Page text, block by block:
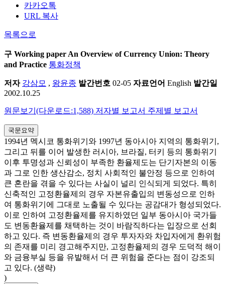
카카오톡
URL 복사
목록으로
구 Working paper An Overview of Currency Union: Theory
and Practice 통화정책
저자 강삼모 , 왕윤종 발간번호 02-05 자료언어 English 발간일
2002.10.25
원문보기(다운로드:1,588) 저자별 보고서 주제별 보고서
국문요약
1994년 멕시코 통화위기와 1997년 동아시아 지역의 통화위기,
그리고 뒤를 이어 발생한 러시아, 브라질, 터키 등의 통화위기
이후 투명성과 신뢰성이 부족한 환율제도는 단기자본의 이동
과 그로 인한 생산감소, 정치 사회적인 불안정 등으로 인하여
큰 혼란을 겪을 수 있다는 사실이 널리 인식되게 되었다. 특히
신축적인 고정환율제의 경우 자본유출입의 변동성으로 인하
여 통화위기에 그대로 노출될 수 있다는 공감대가 형성되었다.
이로 인하여 고정환율제를 유지하였던 일부 동아시아 국가들
도 변동환율제를 채택하는 것이 바람직하다는 입장으로 선회
하고 있다. 즉 변동환율제의 경우 투자자와 차입자에게 환위험
의 존재를 미리 경고해주지만, 고정환율제의 경우 도덕적 해이
와 금융부실 등을 유발해서 더 큰 위험을 준다는 점이 강조되
고 있다. (생략)
)